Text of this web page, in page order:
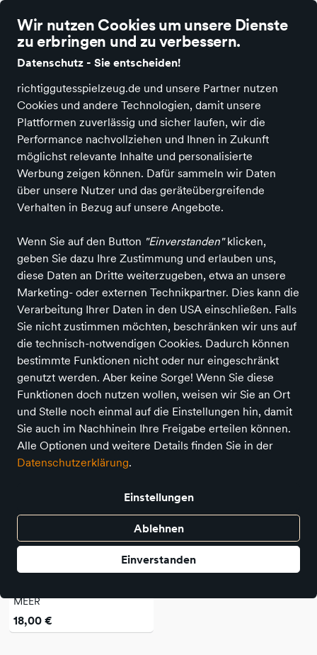
Wir nutzen Cookies um unsere Dienste
zu erbringen und zu verbessern.
Datenschutz - Sie entscheiden!
richtiggutesspielzeug.de und unsere Partner nutzen
Cookies und andere Technologien, damit unsere
Plattformen zuverlässig und sicher laufen, wir die
Performance nachvollziehen und Ihnen in Zukunft
möglichst relevante Inhalte und personalisierte
Werbung zeigen können. Dafür sammeln wir Daten
über unsere Nutzer und das geräteübergreifende
Verhalten in Bezug auf unsere Angebote.
Wenn Sie auf den Button "Einverstanden"klicken,
geben Sie dazu Ihre Zustimmung und erlauben uns,
diese Daten an Dritte weiterzugeben, etwa an unsere
Marketing- oder externen Technikpartner. Dies kann die
Verarbeitung Ihrer Daten in den USA einschließen. Falls
Sie nicht zustimmen möchten, beschränken wir uns auf
die technisch-notwendigen Cookies. Dadurch können
bestimmte Funktionen nicht oder nur eingeschränkt
genutzt werden. Aber keine Sorge! Wenn Sie diese
Funktionen doch nutzen wollen, weisen wir Sie an Ort
und Stelle noch einmal auf die Einstellungen hin, damit
Sie auch im Nachhinein Ihre Freigabe erteilen können.
Alle Optionen und weitere Details finden Sie in der
Datenschutzerklärung.
Einstellungen
Ablehnen
Einverstanden
Alle Kategorien Neuheiten Angebote Spielen und Basteln
Von Hacht Verlag
ALLE FILTER
Suchbegriff Angebote
1 Produkt
Von Hacht Verlag
MEER
18,00 €